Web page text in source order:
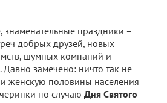
праздники –
добрых друзей, новых
шумных компаний и
замечено: ничто так не
женскую половины населения
по случаю Дня Святого